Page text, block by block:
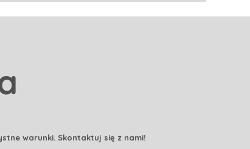
warunki. Skontaktuj się z nami!